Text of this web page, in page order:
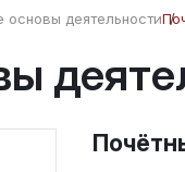
основы деятельности